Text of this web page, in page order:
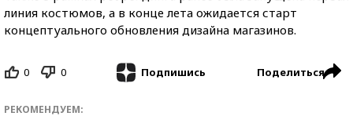
линия костюмов, а в конце лета ожидается старт
концептуального обновления дизайна магазинов.
0 0 Подпишись Поделиться
РЕКОМЕНДУЕМ: